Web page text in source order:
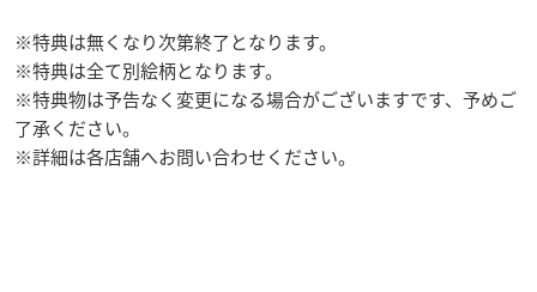
※特典は無くなり次第終了となります。
※特典は全て別絵柄となります。
※特典物は予告なく変更になる場合がございますです、予めご
了承ください。
※詳細は各店舗へお問い合わせください。